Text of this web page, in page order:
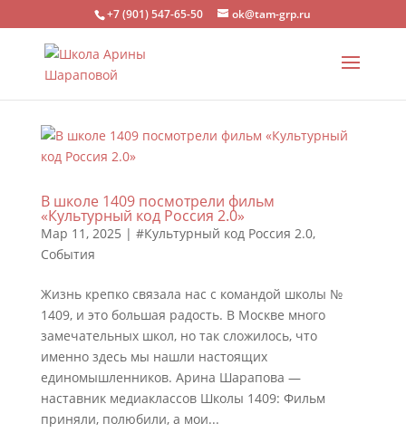
+7 (901) 547-65-50 ok@tam-grp.ru
В школе 1409 посмотрели фильм
«Культурный код Россия 2.0»
Мар 11, 2025 | #Культурный код Россия 2.0,
События
Жизнь крепко связала нас с командой школы №
1409, и это большая радость. В Москве много
замечательных школ, но так сложилось, что
именно здесь мы нашли настоящих
единомышленников. Арина Шарапова —
наставник медиаклассов Школы 1409: Фильм
приняли, полюбили, а мои...